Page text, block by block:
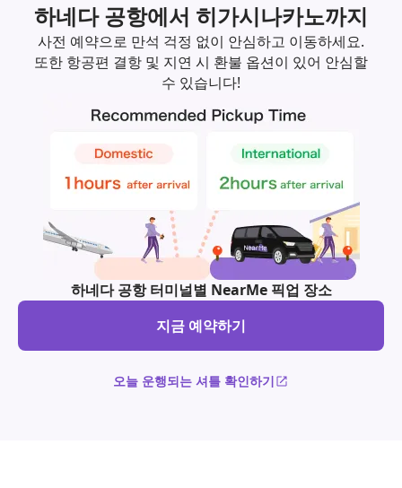
하네다 공항에서 히가시나카노까지
사전 예약으로 만석 걱정 없이 안심하고 이동하세요.
또한 항공편 결항 및 지연 시 환불 옵션이 있어 안심할
수 있습니다!
하네다 공항 터미널별 NearMe 픽업 장소
지금 예약하기
오늘 운행되는 셔틀 확인하기